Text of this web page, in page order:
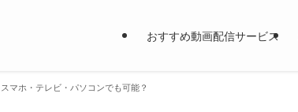
おすすめ動画配信サービス
マホ・テレビ・パソコンでも可能？